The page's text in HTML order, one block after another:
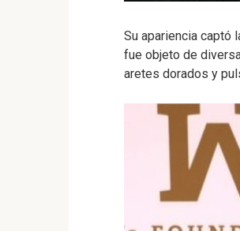
Su apariencia captó
fue objeto de
aretes dorados y